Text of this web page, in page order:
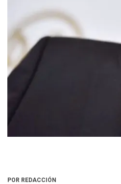
POR REDACCIÓN